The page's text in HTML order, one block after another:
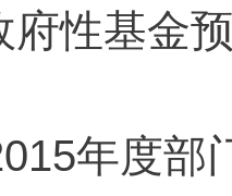
府性基金
年度部